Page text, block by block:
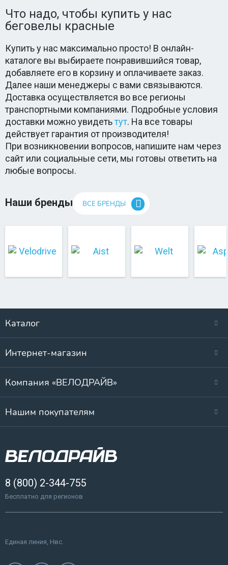
Что надо, чтобы купить у нас
беговелы красные
Купить у нас максимально просто! В онлайн-
каталоге вы выбираете понравившийся товар,
добавляете его в корзину и оплачиваете заказ.
Далее наши менеджеры с вами связываются.
Доставка осуществляется во все регионы
транспортными компаниями. Подробные условия
доставки можно увидетьтут. На все товары
действует гарантия от производителя!
При возникновении вопросов, напишите нам через
сайт или социальные сети, мы готовы ответить на
любые вопросы.
Наши бренды ВСЕ БРЕНДЫ
Каталог
Интернет-магазин
Компания «ВЕЛОДРАЙВ»
Нашим покупателям
8 (800) 2-344-755
Бесплатно для регионов
Единая линия, Нвс.